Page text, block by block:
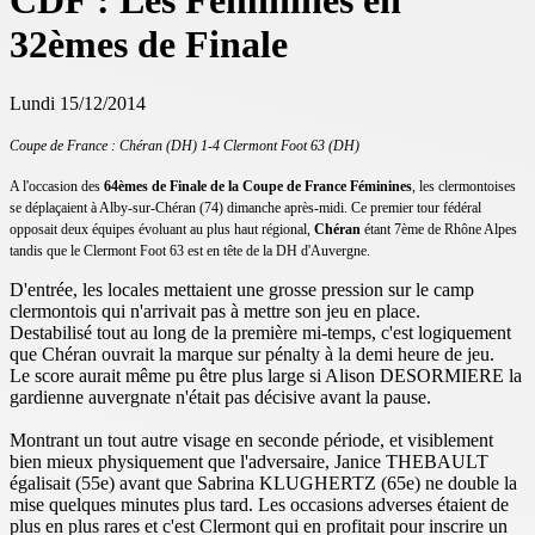
32èmes de Finale
Lundi 15/12/2014
Coupe de France : Chéran (DH) 1-4 Clermont Foot 63 (DH)
A l'occasion des 64èmes de Finale de la Coupe de France Féminines, les clermontoises
se déplaçaient à Alby-sur-Chéran (74) dimanche après-midi. Ce premier tour fédéral
opposait deux équipes évoluant au plus haut régional, Chéran étant 7ème de Rhône Alpes
tandis que le Clermont Foot 63 est en tête de la DH d'Auvergne.
D'entrée, les locales mettaient une grosse pression sur le camp
clermontois qui n'arrivait pas à mettre son jeu en place.
Destabilisé tout au long de la première mi-temps, c'est logiquement
que Chéran ouvrait la marque sur pénalty à la demi heure de jeu.
Le score aurait même pu être plus large si Alison DESORMIERE la
gardienne auvergnate n'était pas décisive avant la pause.
Montrant un tout autre visage en seconde période, et visiblement
bien mieux physiquement que l'adversaire, Janice THEBAULT
égalisait (55e) avant que Sabrina KLUGHERTZ (65e) ne double la
mise quelques minutes plus tard. Les occasions adverses étaient de
plus en plus rares et c'est Clermont qui en profitait pour inscrire un